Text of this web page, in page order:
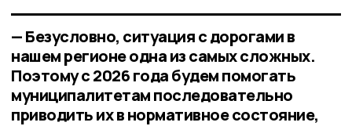
— Безусловно, ситуация с дорогами в
нашем регионе одна из самых сложных.
Поэтому с 2026 года будем помогать
муниципалитетам последовательно
приводить их в нормативное состояние,